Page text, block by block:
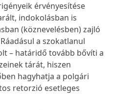
érvényesítése
indokolásban is
(köznevelésben) zajló
a szokatlanul
– határidő tovább bővíti a
tárát, hiszen
hagyhatja a polgári
retorzió esetleges